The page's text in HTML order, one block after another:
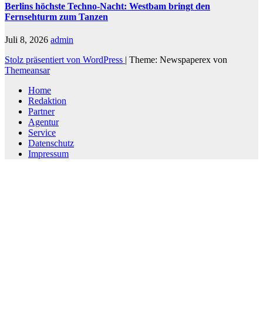
Berlins höchste Techno-Nacht: Westbam bringt den
Fernsehturm zum Tanzen
Juli 8, 2026 admin
Stolz präsentiert von WordPress | Theme: Newspaperex von
Themeansar
Home
Redaktion
Partner
Agentur
Service
Datenschutz
Impressum